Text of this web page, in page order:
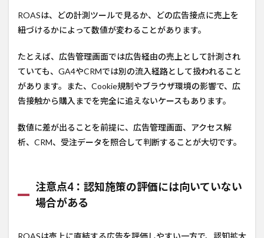
ROASは、どの計測ツールで見るか、どの広告接点に売上を
紐づけるかによって数値が変わることがあります。
たとえば、広告管理画面では広告経由の売上として計測され
ていても、GA4やCRMでは別の流入経路として扱われること
があります。また、Cookie規制やブラウザ環境の影響で、広
告接触から購入までを完全に追えないケースもあります。
数値に差が出ることを前提に、広告管理画面、アクセス解
析、CRM、受注データを照合して判断することが大切です。
注意点4：認知施策の評価には向いていない
場合がある